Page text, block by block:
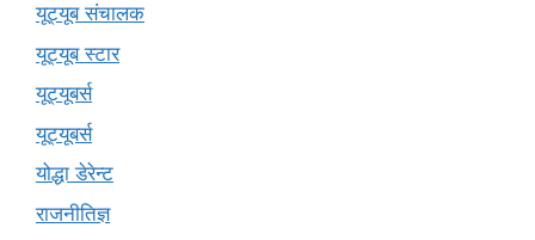
यूट्यूब संचालक
यूट्यूब स्टार
यूट्‍यूबर्स
यूट्यूबर्स
योद्धा डेरेन्ट
राजनीतिज्ञ